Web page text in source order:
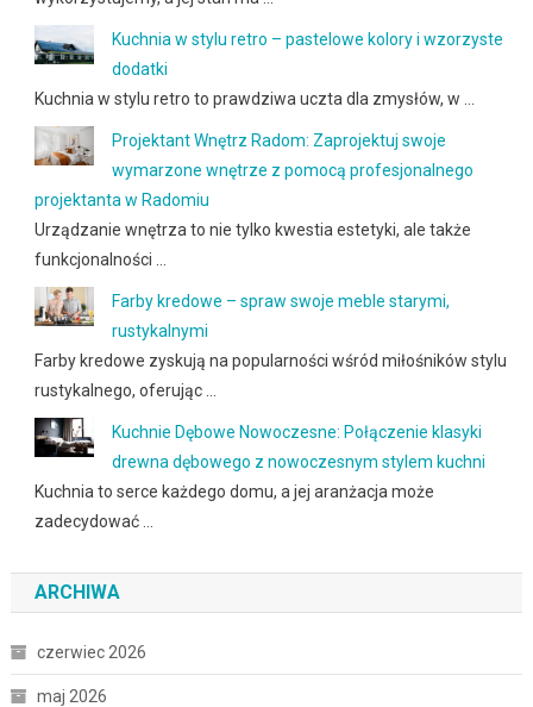
Kuchnia w stylu retro – pastelowe kolory i wzorzyste
dodatki
Kuchnia w stylu retro to prawdziwa uczta dla zmysłów, w …
Projektant Wnętrz Radom: Zaprojektuj swoje
wymarzone wnętrze z pomocą profesjonalnego
projektanta w Radomiu
Urządzanie wnętrza to nie tylko kwestia estetyki, ale także
funkcjonalności …
Farby kredowe – spraw swoje meble starymi,
rustykalnymi
Farby kredowe zyskują na popularności wśród miłośników stylu
rustykalnego, oferując …
Kuchnie Dębowe Nowoczesne: Połączenie klasyki
drewna dębowego z nowoczesnym stylem kuchni
Kuchnia to serce każdego domu, a jej aranżacja może
zadecydować …
ARCHIWA
czerwiec 2026
maj 2026